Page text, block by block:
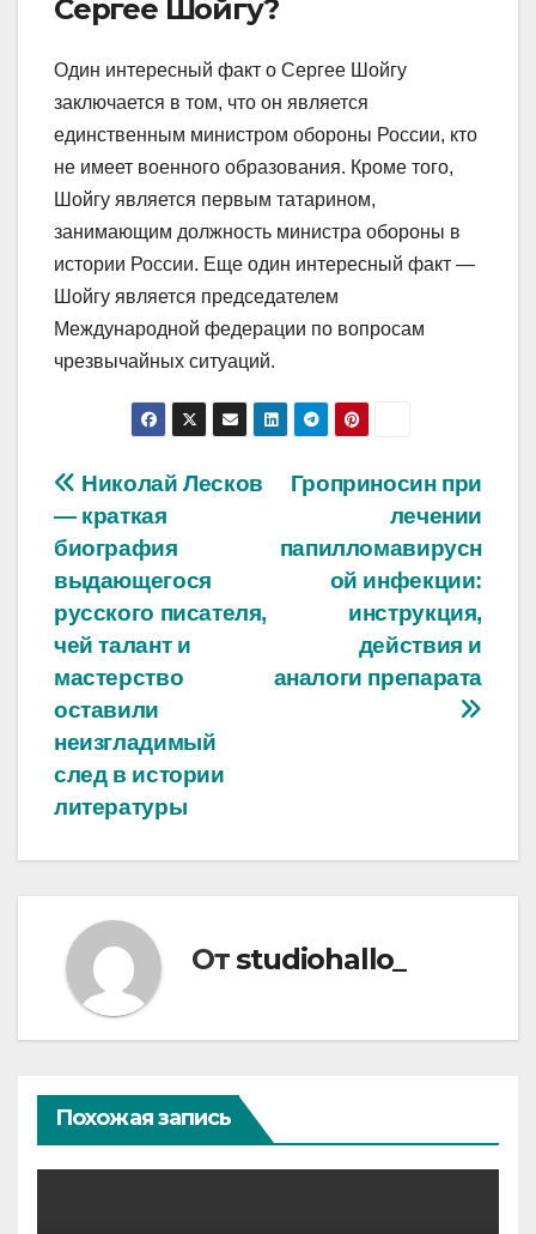
Сергее Шойгу?
Один интересный факт о Сергее Шойгу
заключается в том, что он является
единственным министром обороны России, кто
не имеет военного образования. Кроме того,
Шойгу является первым татарином,
занимающим должность министра обороны в
истории России. Еще один интересный факт —
Шойгу является председателем
Международной федерации по вопросам
чрезвычайных ситуаций.
Навигация
по
записям
Гроприносин при
лечении
папилломавирусн
ой инфекции:
инструкция,
действия и
аналоги препарата
Николай Лесков
— краткая
биография
выдающегося
русского писателя,
чей талант и
мастерство
оставили
неизгладимый
след в истории
литературы
Отstudiohallo_
Похожая запись